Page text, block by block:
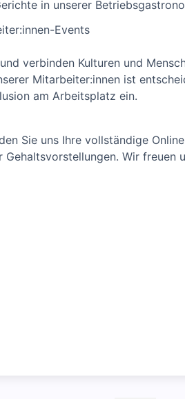
in unserer
Events
verbinden Kulturen und
Mitarbeiter:innen ist
am Arbeitsplatz ein.
Sie uns Ihre vollständige
Wir freuen